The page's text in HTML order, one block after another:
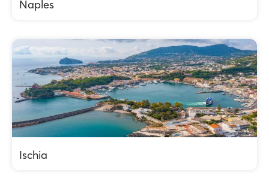
Naples
Ischia